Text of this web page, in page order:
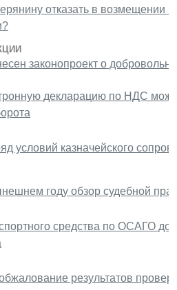
отказать в возмещении
законопроект о
декларацию по НДС
условий казначейского
году обзор судебной
средства по ОСАГО
результатов